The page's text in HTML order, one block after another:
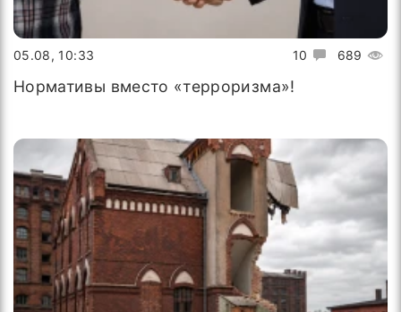
10 689
05.08, 10:33
Нормативы вместо «терроризма»!